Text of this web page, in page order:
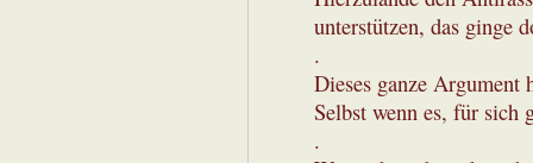
unterstützen, das ginge
.
Dieses ganze
Selbst wenn es, für sich
.